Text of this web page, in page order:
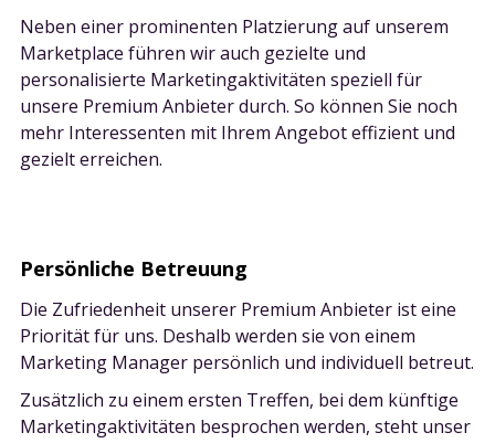
Neben einer prominenten Platzierung auf unserem
Marketplace führen wir auch gezielte und
personalisierte Marketingaktivitäten speziell für
unsere Premium Anbieter durch. So können Sie noch
mehr Interessenten mit Ihrem Angebot effizient und
gezielt erreichen.
Persönliche Betreuung
Die Zufriedenheit unserer Premium Anbieter ist eine
Priorität für uns. Deshalb werden sie von einem
Marketing Manager persönlich und individuell betreut.
Zusätzlich zu einem ersten Treffen, bei dem künftige
Marketingaktivitäten besprochen werden, steht unser